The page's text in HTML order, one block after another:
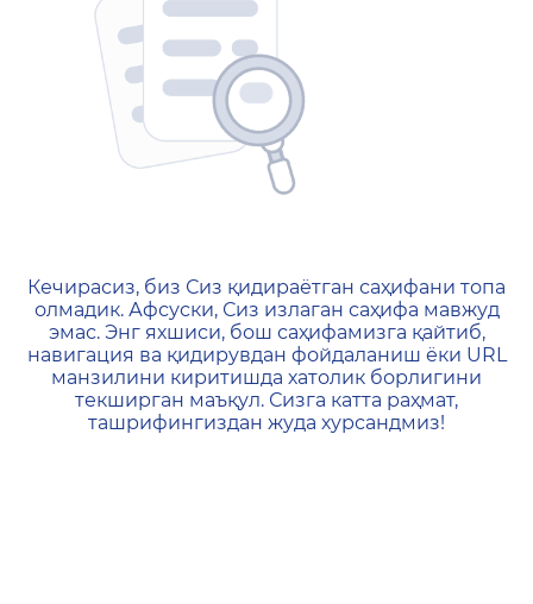
404 — Страница не
Кечирасиз, биз Сиз қидираётган саҳифани топа
олмадик. Афсуски, Сиз излаган саҳифа мавжуд
эмас. Энг яхшиси, бош саҳифамизга қайтиб,
навигация ва қидирувдан фойдаланиш ёки URL
манзилини киритишда хатолик борлигини
текширган маъқул. Сизга катта раҳмат,
ташрифингиздан жуда хурсандмиз!